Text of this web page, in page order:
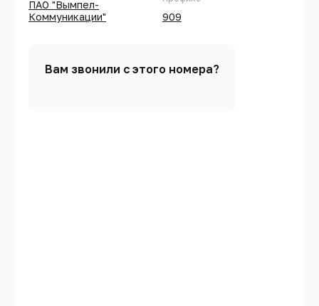
ПАО "Вымпел-
Коммуникации"
909
Вам звонили с этого номера?